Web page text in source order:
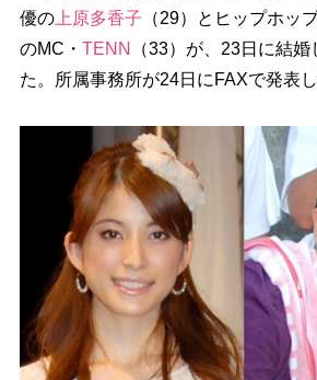
優の上原多香子 （29）とヒップホッ
のMC・ TENN
（33）が、23日に結
た。所属事務所が24日にFAXで発表し